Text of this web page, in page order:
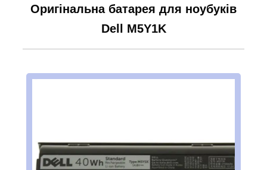
Оригінальна батарея для ноубуків
Dell M5Y1K